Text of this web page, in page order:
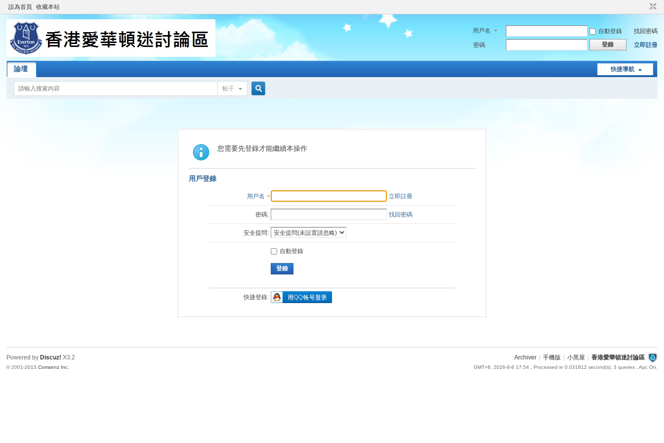
設為首頁 收藏本站
用戶名 自動登錄
找回密碼
密碼
登錄 立即註冊
快捷導航
論壇
帖子
索
您需要先登錄才能繼續本操作
用戶登錄
用戶名 立即註冊
密碼: 找回密碼
安全提問:
自動登錄
登錄
快捷登錄:
Archiver 手機版 小黑屋 香港愛華頓迷討論區
GMT+8, 2026-8-8 17:54, Processed in 0.031812 second(s), 3 queries , Apc On.
Powered by Discuz! X3.2
© 2001-2013Comsenz Inc.